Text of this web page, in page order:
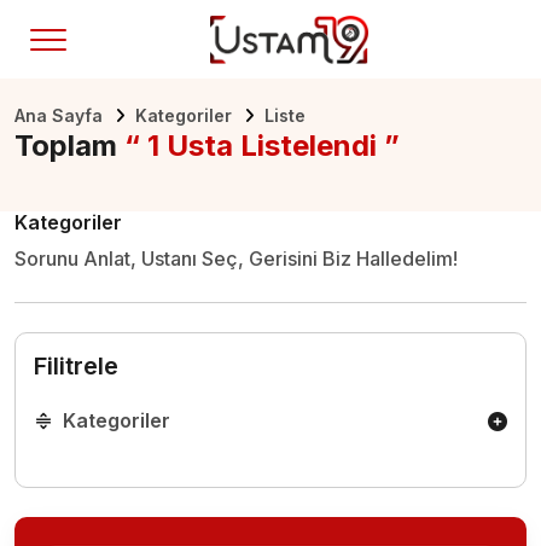
Ana Sayfa Kategoriler Liste
Toplam “ 1 Usta Listelendi ”
Kategoriler
Sorunu Anlat, Ustanı Seç, Gerisini Biz Halledelim!
Filitrele
Kategoriler